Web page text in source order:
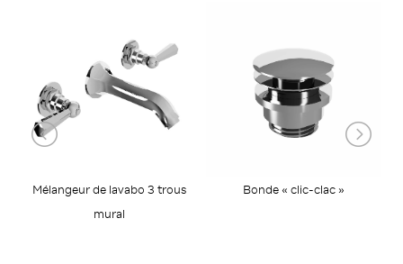
Mélangeur de lavabo 3 trous
mural
Bonde « clic-clac »